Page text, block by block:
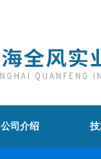
公司介绍